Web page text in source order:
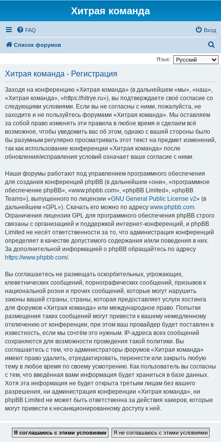
Хитрая команда
FAQ Вход
Список форумов
о
Язык:
Хитрая команда - Регистрация
Заходя на конференцию «Хитрая команда» (в дальнейшем «мы», «наш»,
«Хитрая команда», «https://hitrye.ru»), вы подтверждаете своё согласие со
следующими условиями. Если вы не согласны с ними, пожалуйста, не
заходите и не пользуйтесь форумами «Хитрая команда». Мы оставляем
за собой право изменять эти правила в любое время и сделаем всё
возможное, чтобы уведомить вас об этом, однако с вашей стороны было
бы разумным регулярно просматривать этот текст на предмет изменений,
так как использование конференции «Хитрая команда» после
обновления/исправления условий означает ваше согласие с ними.
Наши форумы работают под управлением программного обеспечения
для создания конференций phpBB (в дальнейшем «они», «программное
обеспечение phpBB», «www.phpbb.com», «phpBB Limited», «phpBB
Teams»), выпущенного по лицензии «GNU General Public License v2» (в
дальнейшем «GPL»). Скачать его можно по адресу www.phpbb.com.
Ограничения лицензии GPL для программного обеспечения phpBB строго
связаны с организацией и поддержкой интернет-конференций, и phpBB
Limited не несёт ответственности за то, что администрация конференций
определяет в качестве допустимого содержания и/или поведения в них.
За дополнительной информацией о phpBB обращайтесь по адресу
https://www.phpbb.com/.
Вы соглашаетесь не размещать оскорбительных, угрожающих,
клеветнических сообщений, порнографических сообщений, призывов к
национальной розни и прочих сообщений, которые могут нарушить
законы вашей страны, страны, которая предоставляет услуги хостинга
для форумов «Хитрая команда» или международное право. Попытки
размещения таких сообщений могут привести к вашему немедленному
отключению от конференции, при этом ваш провайдер будет поставлен в
известность, если мы сочтём это нужным. IP-адреса всех сообщений
сохраняются для возможности проведения такой политики. Вы
соглашаетесь с тем, что администраторы форумов «Хитрая команда»
имеют право удалить, отредактировать, перенести или закрыть любую
тему в любое время по своему усмотрению. Как пользователь вы согласны
с тем, что введённая вами информация будет храниться в базе данных.
Хотя эта информация не будет открыта третьим лицам без вашего
разрешения, ни администрация конференции «Хитрая команда», ни
phpBB Limited не может быть ответственна за действия хакеров, которые
могут привести к несанкционированному доступу к ней.